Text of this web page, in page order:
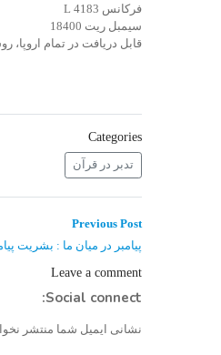
فرکانس 4183 L
سیمبل ریت 18400
قابل دریافت در تمام اروپا،
Categories
تدبر در قرآن
راهبری
نوشته
Previous Post
Previous
پیامبر در میان ما : بشریت
Leave a comment
Social connect:
نشانی ایمیل شما منتشر